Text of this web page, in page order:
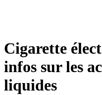
Cigarette
infos sur les
liquides